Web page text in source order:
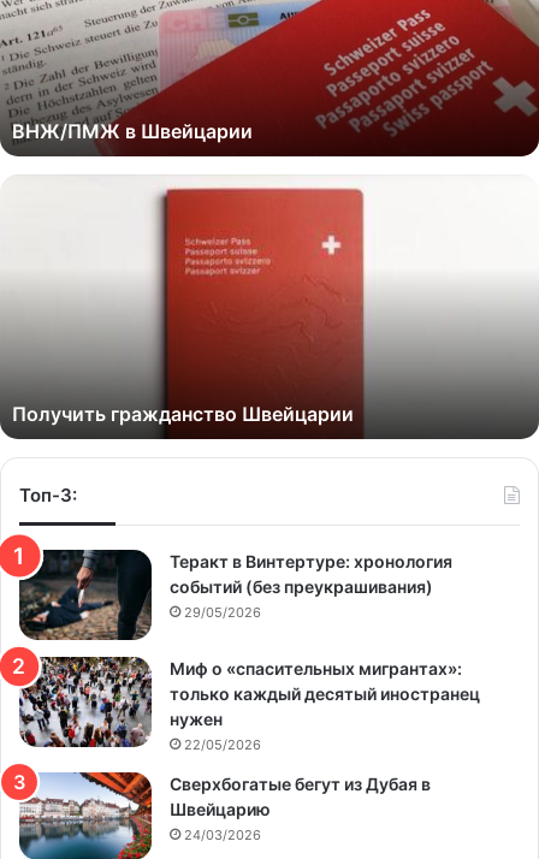
ВНЖ/ПМЖ в Швейцарии
Получить гражданство Швейцарии
Топ-3:
Теракт в Винтертуре: хронология
событий (без преукрашивания)
29/05/2026
Миф о «спасительных мигрантах»:
только каждый десятый иностранец
нужен
22/05/2026
Сверхбогатые бегут из Дубая в
Швейцарию
24/03/2026